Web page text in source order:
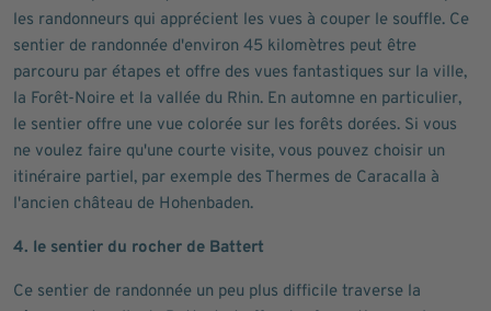
les randonneurs qui apprécient les vues à couper le souffle. Ce
sentier de randonnée d'environ 45 kilomètres peut être
parcouru par étapes et offre des vues fantastiques sur la ville,
la Forêt-Noire et la vallée du Rhin. En automne en particulier,
le sentier offre une vue colorée sur les forêts dorées. Si vous
ne voulez faire qu'une courte visite, vous pouvez choisir un
itinéraire partiel, par exemple des Thermes de Caracalla à
l'ancien château de Hohenbaden.
4. le sentier du rocher de Battert
Ce sentier de randonnée un peu plus difficile traverse la